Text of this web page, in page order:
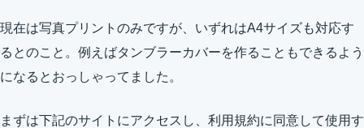
現在は写真プリントのみですが、いずれはA4サイズも対応す
るとのこと。例えばタンブラーカバーを作ることもできるよう
になるとおっしゃってました。
まずは下記のサイトにアクセスし、利用規約に同意して使用す